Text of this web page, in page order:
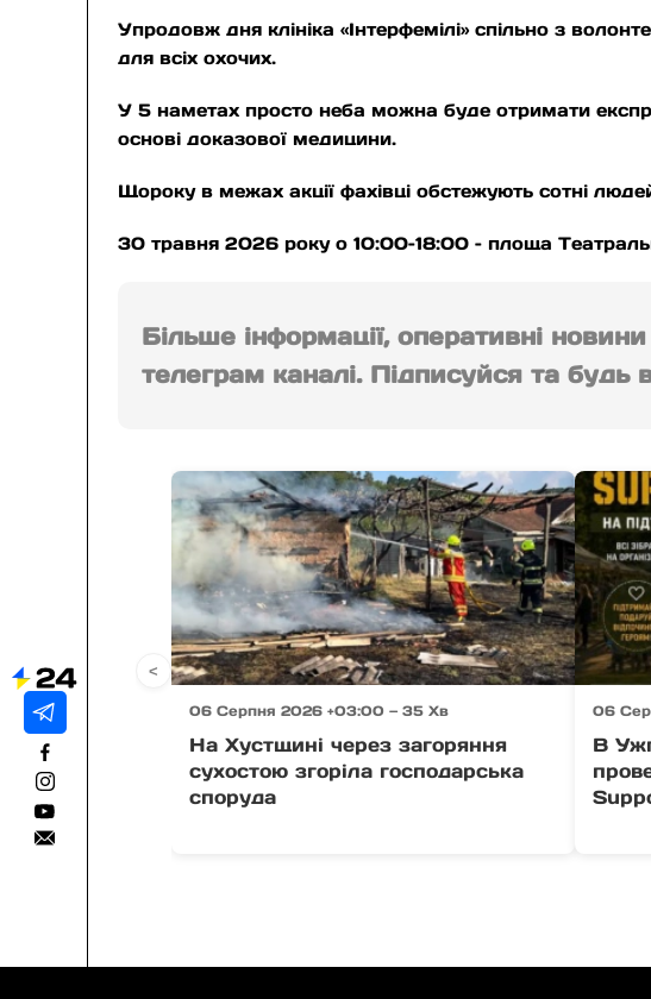
Упродовж дня клініка «Інтерфемілі» спільно з
для всіх охочих.
У 5 наметах просто неба можна буде отримати
основі доказової медицини.
Щороку в межах акції фахівці обстежують сотні
30 травня 2026 року о 10:00–18:00 – площа
Більше інформації, оперативні
телеграм каналі. Підписуйся та будь
06 Серпня 2026 +03:00 — 35 Хв
На Хустщині через загоряння
сухостою згоріла господарська
споруда
06
В
<